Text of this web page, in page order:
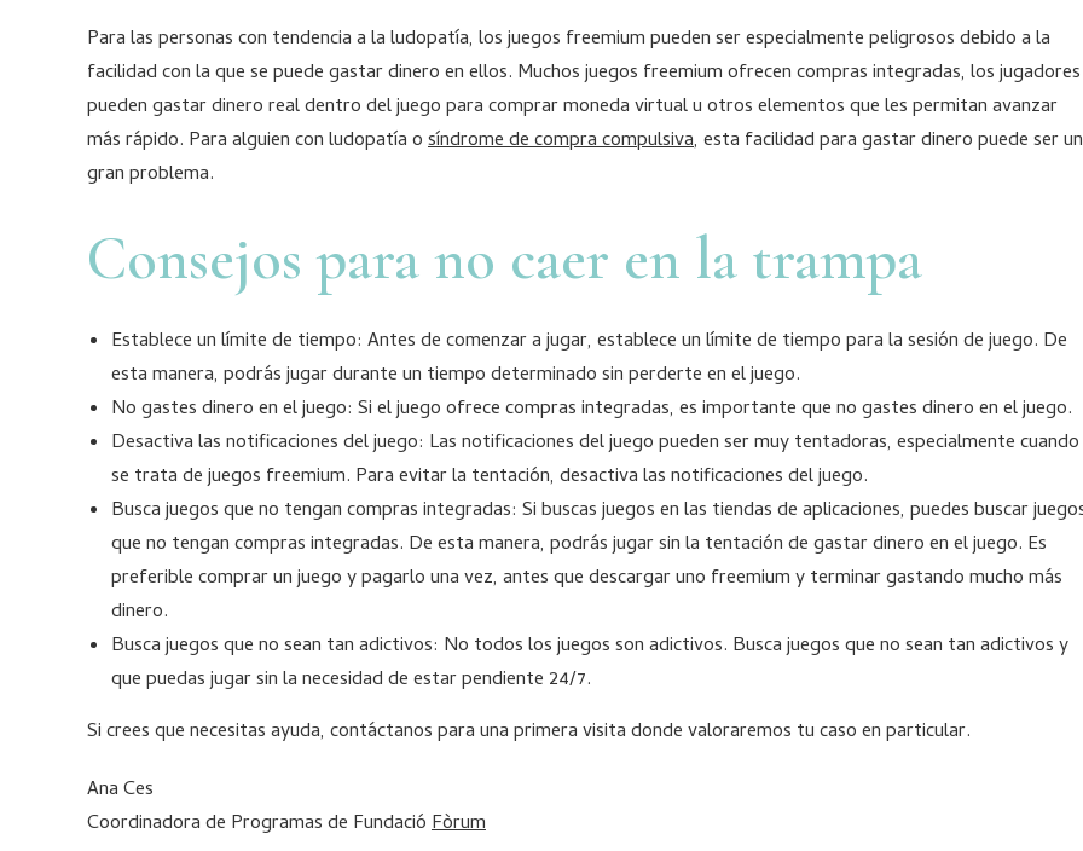
Para las personas con tendencia a la ludopatía, los juegos freemium pueden ser especialmente peligrosos debido a la
facilidad con la que se puede gastar dinero en ellos. Muchos juegos freemium ofrecen compras integradas, los jugadores
pueden gastar dinero real dentro del juego para comprar moneda virtual u otros elementos que les permitan avanzar
más rápido. Para alguien con ludopatía osíndrome de compra compulsiva, esta facilidad para gastar dinero puede ser un
gran problema.
Consejos para no caer en la trampa
Establece un límite de tiempo: Antes de comenzar a jugar, establece un límite de tiempo para la sesión de juego. De
esta manera, podrás jugar durante un tiempo determinado sin perderte en el juego.
No gastes dinero en el juego: Si el juego ofrece compras integradas, es importante que no gastes dinero en el juego.
Desactiva las notificaciones del juego: Las notificaciones del juego pueden ser muy tentadoras, especialmente cuando
se trata de juegos freemium. Para evitar la tentación, desactiva las notificaciones del juego.
Busca juegos que no tengan compras integradas: Si buscas juegos en las tiendas de aplicaciones, puedes buscar
que no tengan compras integradas. De esta manera, podrás jugar sin la tentación de gastar dinero en el juego. Es
preferible comprar un juego y pagarlo una vez, antes que descargar uno freemium y terminar gastando mucho más
dinero.
Busca juegos que no sean tan adictivos: No todos los juegos son adictivos. Busca juegos que no sean tan adictivos y
que puedas jugar sin la necesidad de estar pendiente 24/7.
Si crees que necesitas ayuda, contáctanos para una primera visita donde valoraremos tu caso en particular.
Ana Ces
Coordinadora de Programas de FundacióFòrum